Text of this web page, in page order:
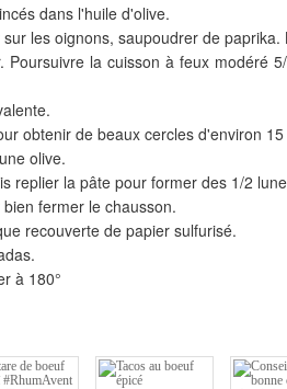
dans l'huile d'olive.
les oignons, saupoudrer de
la cuisson à feux modéré
obtenir de beaux cercles d'environ
olive.
replier la pâte pour former des 1/2
fermer le chausson.
recouverte de papier sulfurisé.
à 180°